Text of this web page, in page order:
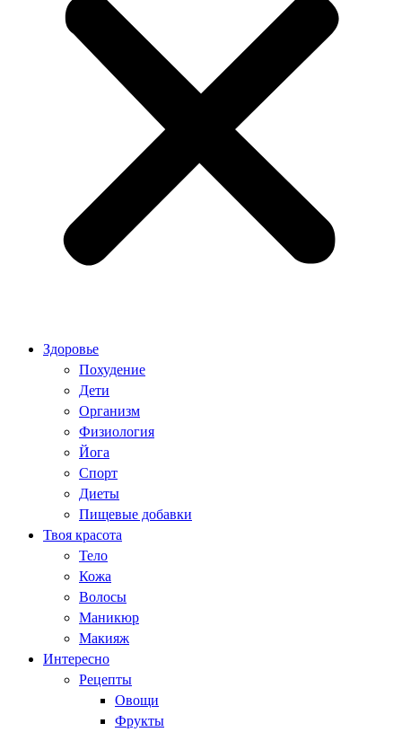
Здоровье
Похудение
Дети
Организм
Физиология
Йога
Спорт
Диеты
Пищевые добавки
Твоя красота
Тело
Кожа
Волосы
Маникюр
Макияж
Интересно
Рецепты
Овощи
Фрукты